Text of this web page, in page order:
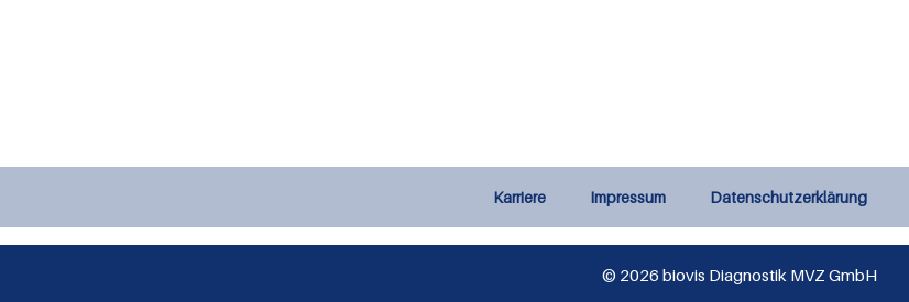
Karriere Impressum Datenschutzerklärung
© 2026 biovis Diagnostik MVZ GmbH